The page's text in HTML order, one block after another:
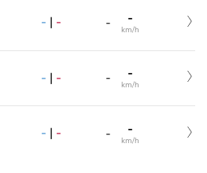
- | - - -
km/h
- | - - -
km/h
- | - - -
km/h